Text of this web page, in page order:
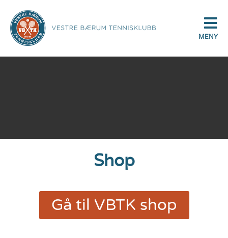
MENY
Shop
Gå til VBTK shop